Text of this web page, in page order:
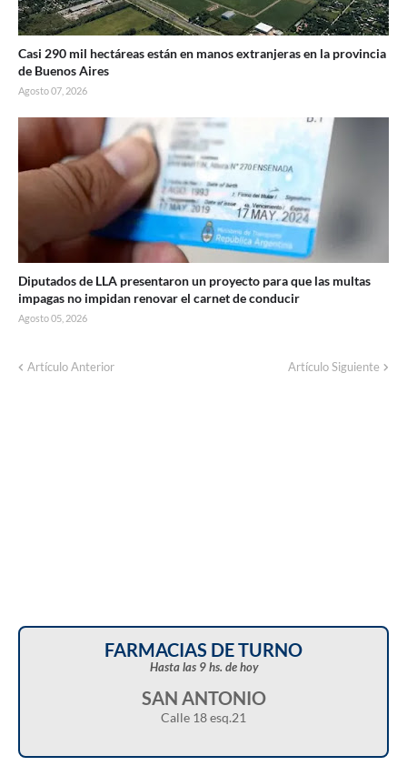
Casi 290 mil hectáreas están en manos extranjeras en la provincia
de Buenos Aires
Agosto 07, 2026
Diputados de LLA presentaron un proyecto para que las multas
impagas no impidan renovar el carnet de conducir
Agosto 05, 2026
Artículo Anterior Artículo Siguiente
Corte de energía programado para este
FARMACIAS DE TURNO
Hasta las 9 hs. de hoy
SAN ANTONIO
Calle 18 esq.21